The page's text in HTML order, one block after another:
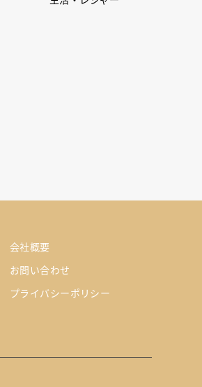
会社概要
お問い合わせ
プライバシーポリシー